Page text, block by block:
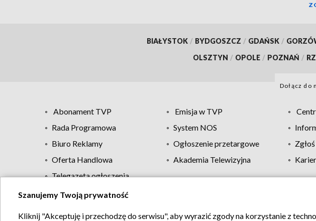
BIAŁYSTOK / BYDGOSZCZ / GDAŃSK /
OLSZTYN / OPOLE / POZNAŃ /
Dołącz do
Abonament TVP Emisja w TVP
Rada Programowa
System NOS
Biuro Reklamy
Ogłoszenie przetargowe
Oferta Handlowa
Akademia Telewizyjna
Telegazeta ogłoszenia
Regulamin TVP Polityka prywatności
Szanujemy Twoją prywatność
Kliknij "Akceptuję i przechodzę do serwisu", aby wyrazić zgody na korzystanie z